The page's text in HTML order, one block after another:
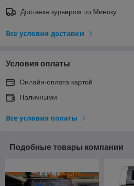
Доставка курьером по Минску
Все условия доставки
Условия оплаты
Онлайн-оплата картой
Наличными
Все условия оплаты
Подобные товары компании